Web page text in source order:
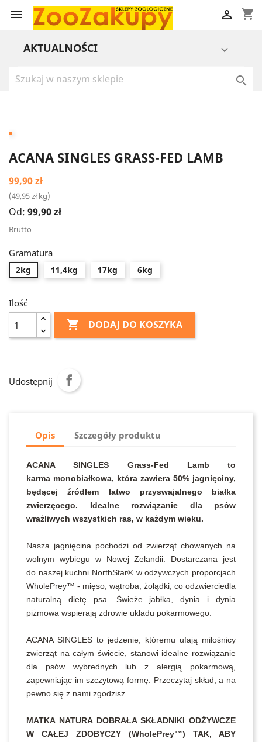
 shopping_cart

AKTUALNOŚCI 

ACANA SINGLES GRASS-FED LAMB
99,90 zł
(49,95 zł kg)
Od: 99,90 zł
Brutto
Gramatura
2kg 11,4kg 17kg 6kg
Ilość
 DODAJ DO KOSZYKA
Udostępnij
Opis Szczegóły produktu
ACANA SINGLES Grass-Fed Lamb to
karma monobiałkowa, która zawiera 50% jagnięciny,
będącej źródłem łatwo przyswajalnego białka
zwierzęcego. Idealne rozwiązanie dla psów
wrażliwych wszystkich ras, w każdym wieku.
Nasza jagnięcina pochodzi od zwierząt chowanych na
wolnym wybiegu w Nowej Zelandii. Dostarczana jest
do naszej kuchni NorthStar® w odżywczych proporcjach
WholePrey™ - mięso, wątroba, żołądki, co odzwierciedla
naturalną dietę psa. Świeże jabłka, dynia i dynia
piżmowa wspierają zdrowie układu pokarmowego.
ACANA SINGLES to jedzenie, któremu ufają miłośnicy
zwierząt na całym świecie, stanowi idealne rozwiązanie
dla psów wybrednych lub z alergią pokarmową,
zapewniając im szczytową formę. Przeczytaj skład, a na
pewno się z nami zgodzisz.
MATKA NATURA DOBRAŁA SKŁADNIKI ODŻYWCZE
W CAŁEJ ZDOBYCZY (WholePrey™) TAK, ABY